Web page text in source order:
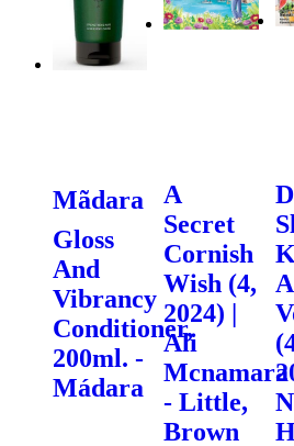
Mãdara
Gloss
And
Vibrancy
Conditioner,
200ml. -
Mádara
A
Secret
Cornish
Wish (4,
2024) |
Ali
Mcnamara
- Little,
Brown